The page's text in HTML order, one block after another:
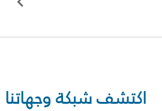
اكتشف شبكة وجهاتنا